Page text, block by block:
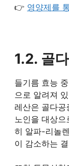
👉 영양제를
1.2. 골
들기름 효능
으로 알려져
레산은 골다
노인을 대상
히 알파-리놀
이 감소하는